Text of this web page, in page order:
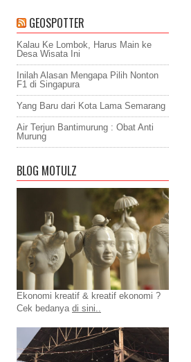
GEOSPOTTER
Kalau Ke Lombok, Harus Main ke
Desa Wisata Ini
Inilah Alasan Mengapa Pilih Nonton
F1 di Singapura
Yang Baru dari Kota Lama Semarang
Air Terjun Bantimurung : Obat Anti
Murung
BLOG MOTULZ
Ekonomi kreatif & kreatif ekonomi ?
Cek bedanya di sini..